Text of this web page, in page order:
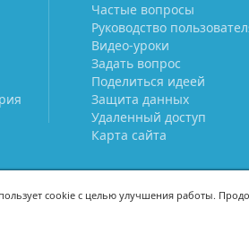
Частые вопросы
Руководство
Видео-уроки
Задать вопрос
Поделиться идеей
Защита данных
Удаленный доступ
Карта сайта
cookie с целью улучшения работы.